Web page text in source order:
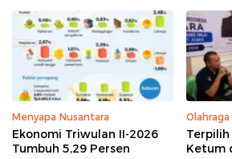
Menyapa Nusantara
Ekonomi Triwulan II-2026
Tumbuh 5,29 Persen
Olahraga
Ketum